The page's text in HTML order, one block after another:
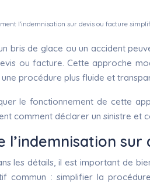
l’indemnisation sur devis ou facture
bris de glace ou un accident
ou facture. Cette approche
procédure plus fluide et
le fonctionnement de cette
comment déclarer un sinistre et
l’indemnisation
les détails, il est important de
commun : simplifier la